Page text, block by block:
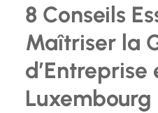
8 Conseils
Maîtriser la
d’Entreprise
Luxembourg